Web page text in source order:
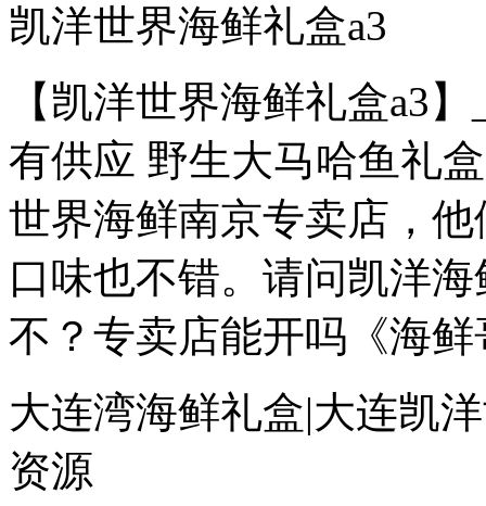
凯洋世界海鲜礼盒a3
【凯洋世界海鲜礼盒a3
有供应 野生大马哈鱼礼
世界海鲜南京专卖店，
口味也不错。请问凯洋
不？专卖店能开吗《海
大连湾海鲜礼盒|大连凯
资源